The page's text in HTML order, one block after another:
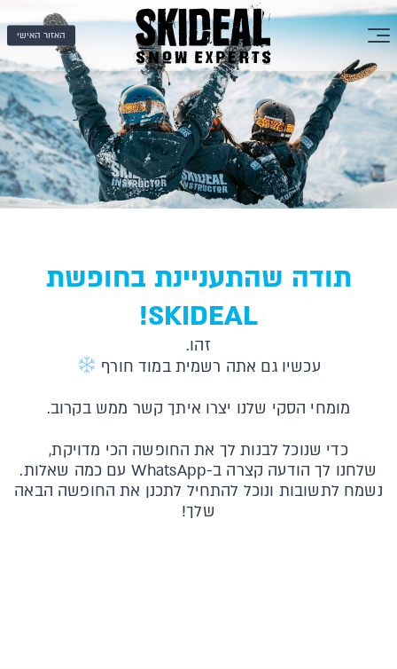
האזור האישי
תודה שהתעניינת בחופשת
SKIDEAL!
זהו.
עכשיו גם אתה רשמית במוד חורף
מומחי הסקי שלנו יצרו איתך קשר ממש בקרוב.
כדי שנוכל לבנות לך את החופשה הכי מדויקת,
שלחנו לך הודעה קצרה ב-WhatsApp עם כמה שאלות.
נשמח לתשובות ונוכל להתחיל לתכנן את החופשה הבאה
שלך!